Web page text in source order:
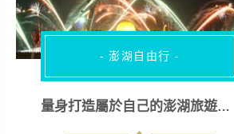
- 澎湖自由行 -
量身打造屬於自己的澎湖旅遊假期